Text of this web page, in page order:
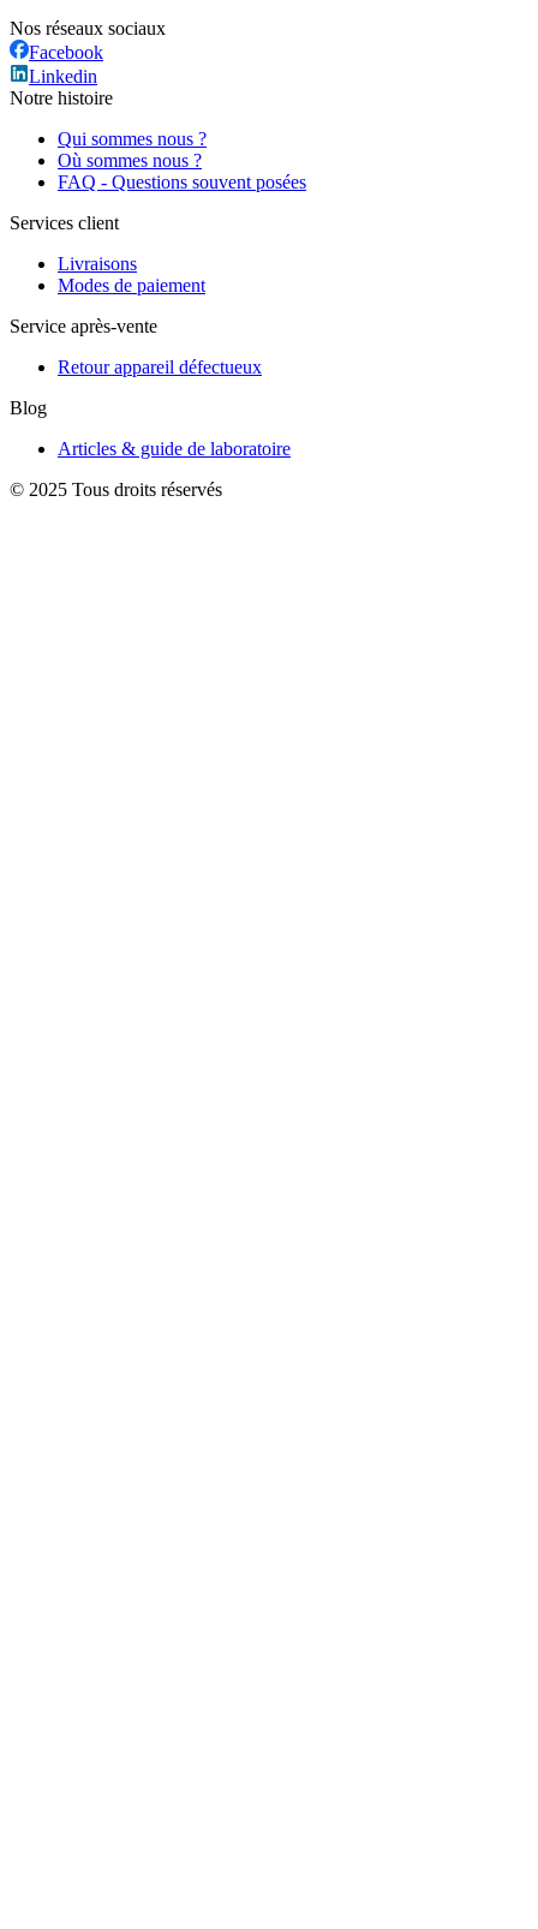
Nos réseaux sociaux
Facebook
Linkedin
Notre histoire
Qui sommes nous ?
Où sommes nous ?
FAQ - Questions souvent posées
Services client
Livraisons
Modes de paiement
Service après-vente
Retour appareil défectueux
Blog
Articles & guide de laboratoire
© 2025 Tous droits réservés